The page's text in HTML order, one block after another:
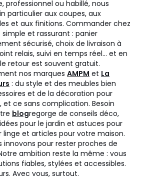
professionnel ou habillé, nous
particulier aux coupes, aux
et aux finitions. Commander chez
simple et rassurant : panier
sécurisé, choix de livraison à
relais, suivi en temps réel… et en
retour est souvent gratuit.
nos marques AMPM et La
: du style et des meubles bien
et de la décoration pour
et ce sans complication. Besoin
blogregorge de conseils déco,
pour le jardin et astuces pour
linge et articles pour votre maison.
innovons pour rester proches de
ambition reste la même : vous
fiables, stylées et accessibles.
Avec vous, surtout.